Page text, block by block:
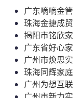
广东嘀嘀金
珠海金捷成
揭阳市铭欣
广东省好心
广州市焕思
珠海同辉家
广州为想互